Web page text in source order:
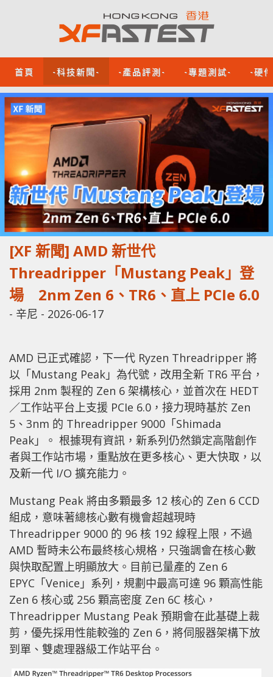
首頁 -科技新聞- -產品評測- -專題測試- -硬
[XF 新聞] AMD 新世代
Threadripper「Mustang Peak」登
場 2nm Zen 6、TR6、直上 PCIe 6.0
- 辛尼 - 2026-06-17
AMD 已正式確認，下一代 Ryzen Threadripper 將
以「Mustang Peak」為代號，改用全新 TR6 平台，
採用 2nm 製程的 Zen 6 架構核心，並首次在 HEDT
／工作站平台上支援 PCIe 6.0，接力現時基於 Zen
5、3nm 的 Threadripper 9000「Shimada
Peak」。 根據現有資訊，新系列仍然鎖定高階創作
者與工作站市場，重點放在更多核心、更大快取，以
及新一代 I/O 擴充能力。
Mustang Peak 將由多顆最多 12 核心的 Zen 6 CCD
組成，意味著總核心數有機會超越現時
Threadripper 9000 的 96 核 192 線程上限，不過
AMD 暫時未公布最終核心規格，只強調會在核心數
與快取配置上明顯放大。目前已量產的 Zen 6
EPYC「Venice」系列，規劃中最高可達 96 顆高性能
Zen 6 核心或 256 顆高密度 Zen 6C 核心，
Threadripper Mustang Peak 預期會在此基礎上裁
剪，優先採用性能較強的 Zen 6，將伺服器架構下放
到單、雙處理器級工作站平台。